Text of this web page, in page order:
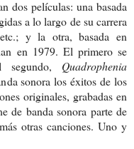
dos películas: una basada
a lo largo de su carrera
y la otra, basada en
en 1979. El primero se
Quadrophenia
sonora los éxitos de los
originales, grabadas en
de banda sonora parte de
otras canciones. Uno y